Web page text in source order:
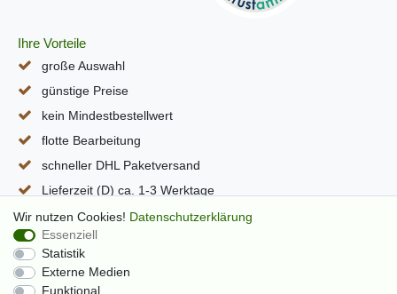
Ihre Vorteile
große Auswahl
günstige Preise
kein Mindestbestellwert
flotte Bearbeitung
schneller DHL Paketversand
Lieferzeit (D) ca. 1-3 Werktage
alle Seiten per SSL verschlüsselt
Wir nutzen Cookies! Daten­schutz­erklärung
Essenziell
Statistik
Externe Medien
Funktional